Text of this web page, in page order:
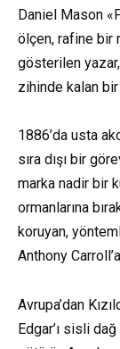
Daniel Mason
ölçen, rafine bir
gösterilen
zihinde kalan bir
1886’da usta
sıra dışı bir
marka nadir bir
ormanlarına
koruyan,
Anthony
Avrupa’dan
Edgar’ı sisli